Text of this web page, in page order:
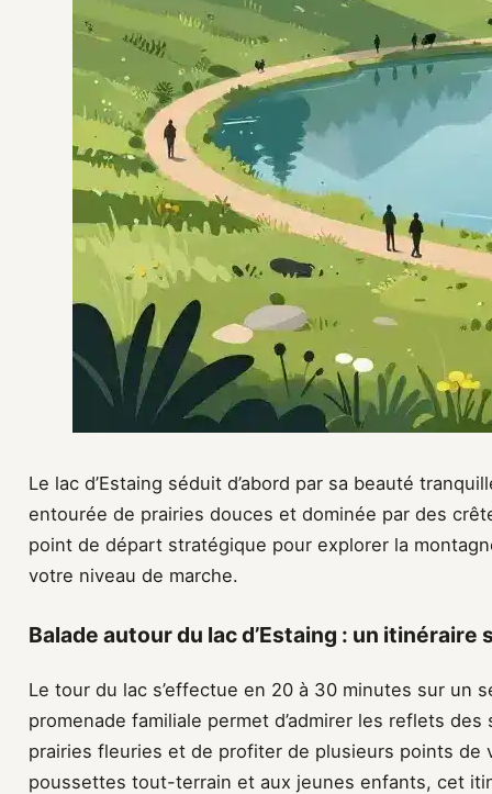
Le lac d’Estaing séduit d’abord par sa beauté
entourée de prairies douces et dominée par des
point de départ stratégique pour explorer la
votre niveau de marche.
Balade autour du lac d’Estaing : un
Le tour du lac s’effectue en 20 à 30 minutes sur un
promenade familiale permet d’admirer les reflets des
prairies fleuries et de profiter de plusieurs points de
poussettes tout-terrain et aux jeunes enfants, cet